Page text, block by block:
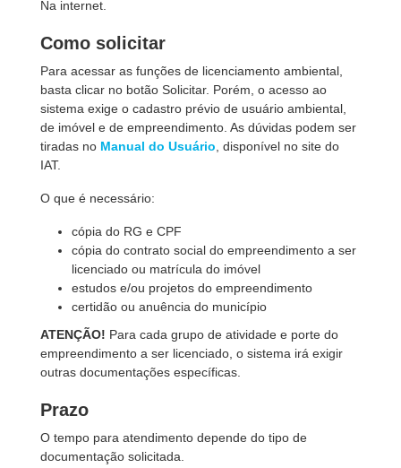
Na internet.
Como solicitar
Para acessar as funções de licenciamento ambiental,
basta clicar no botão Solicitar. Porém, o acesso ao
sistema exige o cadastro prévio de usuário ambiental,
de imóvel e de empreendimento. As dúvidas podem ser
tiradas no Manual do Usuário , disponível no site do
IAT.
O que é necessário:
cópia do RG e CPF
cópia do contrato social do empreendimento a ser
licenciado ou matrícula do imóvel
estudos e/ou projetos do empreendimento
certidão ou anuência do município
ATENÇÃO! Para cada grupo de atividade e porte do
empreendimento a ser licenciado, o sistema irá exigir
outras documentações específicas.
Prazo
O tempo para atendimento depende do tipo de
documentação solicitada.